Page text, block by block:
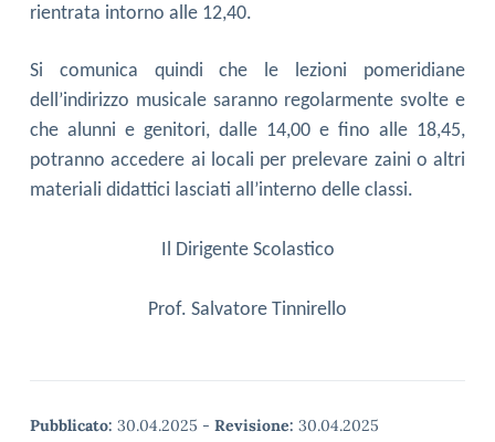
rientrata intorno alle 12,40.
Si comunica quindi che le lezioni pomeridiane
dell’indirizzo musicale saranno regolarmente svolte e
che alunni e genitori, dalle 14,00 e fino alle 18,45,
potranno accedere ai locali per prelevare zaini o altri
materiali didattici lasciati all’interno delle classi.
Il Dirigente Scolastico
Prof. Salvatore Tinnirello
Pubblicato: 30.04.2025 - Revisione: 30.04.2025